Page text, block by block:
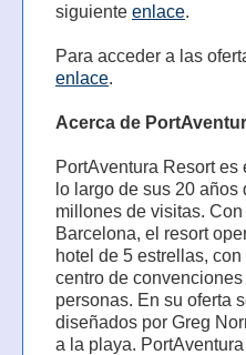
siguiente enlace.
Para acceder a las
enlace.
Acerca de
PortAventura Resort
lo largo de sus 20
millones de visitas.
Barcelona, el resort
hotel de 5 estrellas,
centro de
personas. En su oferta
diseñados por Greg
a la playa.